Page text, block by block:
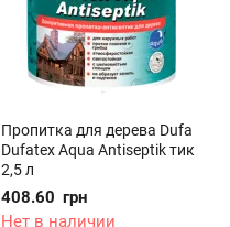
Пропитка для дерева Dufa
Dufatex Aqua Antiseptik тик
2,5 л
408.60 грн
Нет в наличии